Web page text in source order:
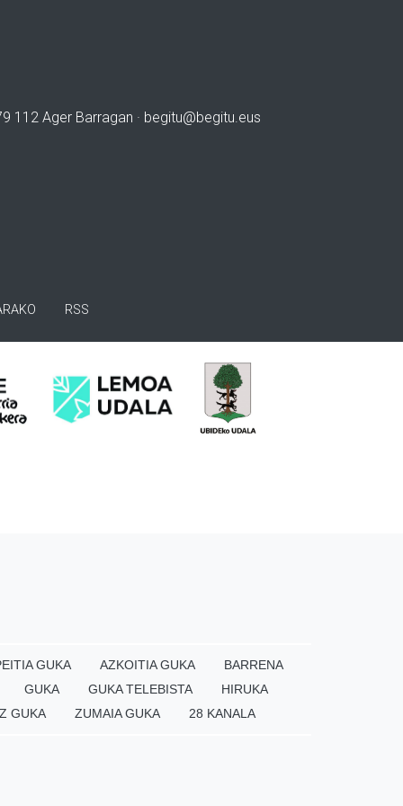
112 Ager Barragan · begitu@begitu.eus
RSS
GUKA AZKOITIA GUKA
BARRENA
GUKA
GUKA TELEBISTA
HIRUKA
GUKA
ZUMAIA GUKA 28 KANALA